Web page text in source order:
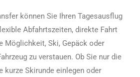
können Sie Ihren Tagesausflug
Abfahrtszeiten, direkte Fahrt
Möglichkeit, Ski, Gepäck oder
zu verstauen. Ob Sie nur die
kurze Skirunde einlegen oder